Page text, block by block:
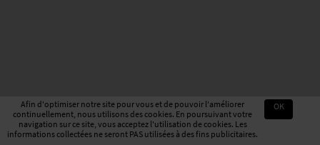
Afin d'optimiser notre site pour vous et de pouvoir l'améliorer
continuellement, nous utilisons des cookies. En poursuivant votre
navigation sur ce site, vous acceptez l'utilisation de cookies. Les
informations collectées ne seront PAS utilisées à des fins publicitaires.
OK